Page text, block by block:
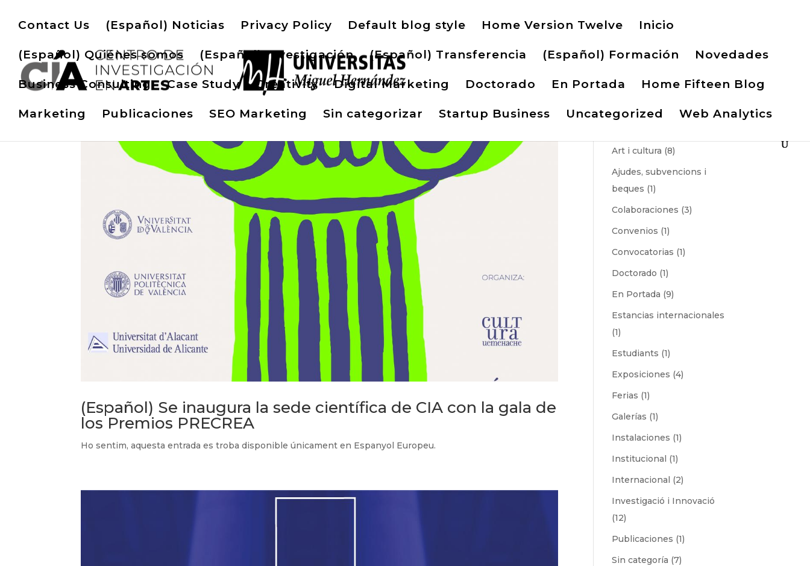
Contact Us (Español) Noticias Privacy Policy Default blog style Home Version Twelve Inicio
(Español) Quiénes somos (Español) Investigación (Español) Transferencia (Español) Formación Novedades
Business Consulting Case Study Creativity Digital Marketing Doctorado En Portada Home Fifteen Blog
Marketing Publicaciones SEO Marketing Sin categorizar Startup Business Uncategorized Web Analytics
(Español) Se inaugura la sede científica de CIA con la gala de
los Premios PRECREA
Ho sentim, aquesta entrada es troba disponible únicament en Espanyol Europeu.
Art i cultura (8)
Ajudes, subvencions i
beques (1)
Colaboraciones (3)
Convenios (1)
Convocatorias (1)
Doctorado (1)
En Portada (9)
Estancias internacionales
(1)
Estudiants (1)
Exposiciones (4)
Ferias (1)
Galerías (1)
Instalaciones (1)
Institucional (1)
Internacional (2)
Investigació i Innovació
(12)
Publicaciones (1)
Sin categoría (7)